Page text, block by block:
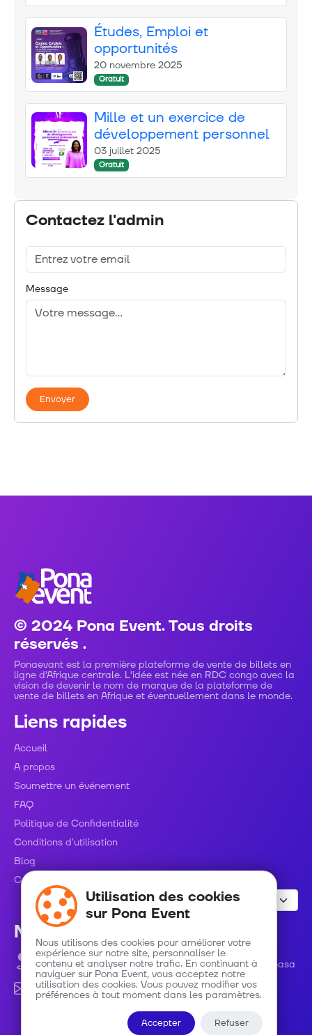
Études, Emploi et
opportunités
20 novembre 2025
Gratuit
Mille et un exercice de
développement personnel
03 juillet 2025
Gratuit
Contactez l'admin
Message
Envoyer
© 2024 Pona Event. Tous droits
réservés .
Ponaevant est la première plateforme de vente de billets en
ligne d’Afrique centrale. L’idée est née en RDC congo avec la
vision de devenir le nom de marque de la plateforme de
vente de billets en Afrique et éventuellement dans le monde.
Liens rapides
Accueil
A propos
Soumettre un événement
FAQ
Politique de Confidentialité
Conditions d'utilisation
Blog
Contact
Nous contacter
Avenue Roi Baudouin numéro 48 C/ Gombe - Kinshasa
info@ponaevent.com
Utilisation des cookies
sur Pona Event
Nous utilisons des cookies pour améliorer votre
expérience sur notre site, personnaliser le
contenu et analyser notre trafic. En continuant à
naviguer sur Pona Event, vous acceptez notre
utilisation des cookies. Vous pouvez modifier vos
préférences à tout moment dans les paramètres.
Accepter Refuser